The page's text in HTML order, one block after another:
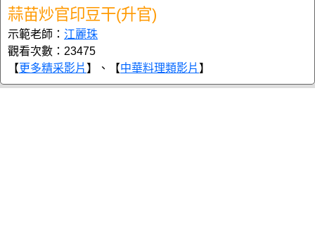
蒜苗炒官印豆干(升官)
示範老師： 江麗珠
觀看次數：23475
【更多精采影片 】、【中華料理類影片 】